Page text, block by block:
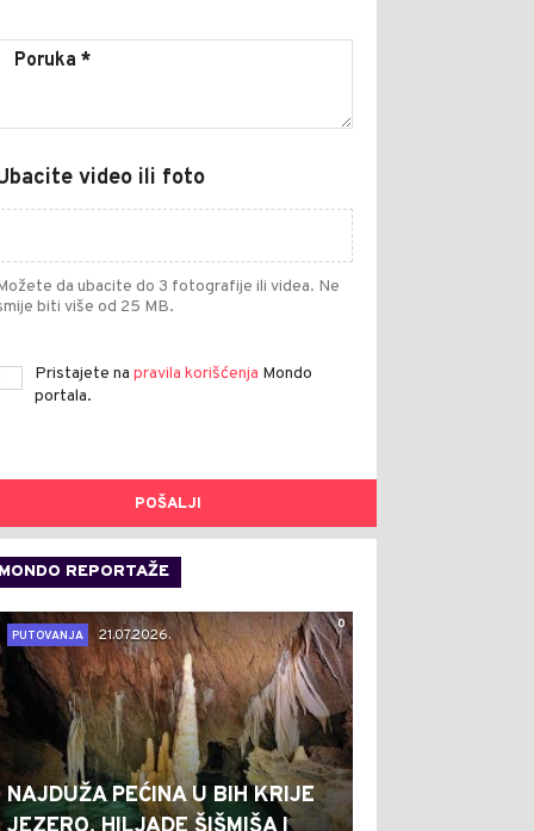
video ili foto
da ubacite do 3 fotografije ili videa. Ne
biti više od 25 MB.
Pristajete na pravila korišćenja Mondo
portala.
POŠALJI
MONDO REPORTAŽE
0
PUTOVANJA
21.07.2026.
NAJDUŽA PEĆINA U BIH KRIJE